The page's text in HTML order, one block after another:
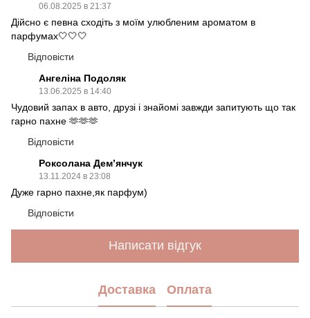
06.08.2025 в 21:37
Дійсно є певна сходіть з моїм улюбленим ароматом в
парфумах🤍🤍🤍
Відповісти
Ангеліна Подоляк
13.06.2025 в 14:40
Чудовий запах в авто, друзі і знайомі завжди запитують що так
гарно пахне 🫶🫶🫶
Відповісти
Роксолана Демʼянчук
13.11.2024 в 23:08
Дуже гарно пахне,як парфум)
Відповісти
Написати відгук
Доставка Оплата